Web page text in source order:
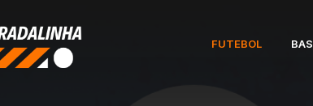
FUTEBOL